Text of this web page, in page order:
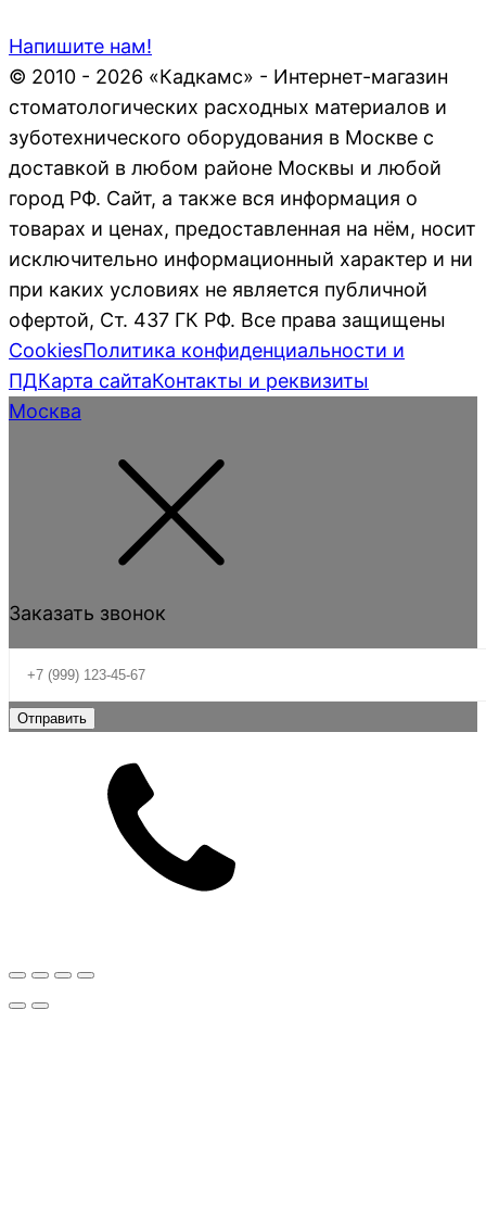
Напишите нам!
© 2010 - 2026 «Кадкамс» - Интернет-магазин
стоматологических расходных материалов и
зуботехнического оборудования в Москве с
доставкой в любом районе Москвы и любой
город РФ. Сайт, а также вся информация о
товарах и ценах, предоставленная на нём, носит
исключительно информационный характер и ни
при каких условиях не является публичной
офертой, Ст. 437 ГК РФ. Все права защищены
CookiesПолитика конфиденциальности и
ПДКарта сайтаКонтакты и реквизиты
Москва
Заказать звонок